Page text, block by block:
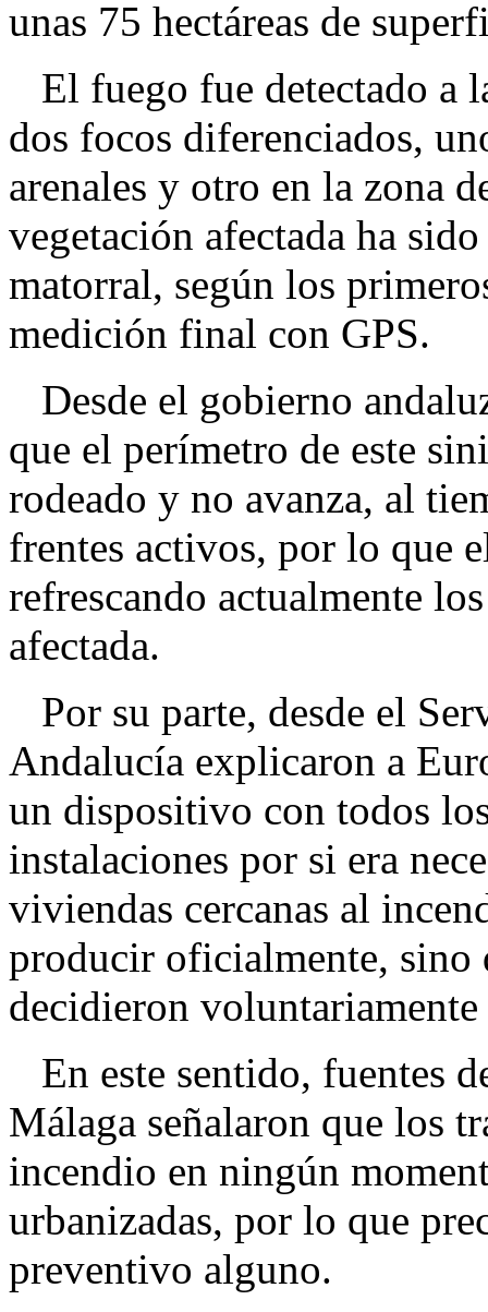
unas 75 hectáreas de
El fuego fue detectado a
dos focos diferenciados,
arenales y otro en la zona
vegetación afectada ha
matorral, según los
medición final con GPS.
Desde el gobierno
que el perímetro de este
rodeado y no avanza, al
frentes activos, por lo que
refrescando actualmente
afectada.
Por su parte, desde el
Andalucía explicaron a
un dispositivo con todos
instalaciones por si era
viviendas cercanas al
producir oficialmente, sino
decidieron voluntariamente
En este sentido, fuentes
Málaga señalaron que los
incendio en ningún
urbanizadas, por lo que
preventivo alguno.